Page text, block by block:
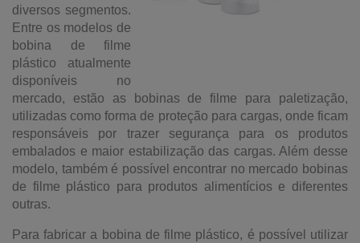
diversos segmentos.
Entre os modelos de
bobina de filme
plástico atualmente
disponíveis no
mercado, estão as bobinas de filme para paletização,
utilizadas como forma de proteção para cargas, onde ficam
responsáveis por trazer segurança para os produtos
embalados e maior estabilização das cargas. Além desse
modelo, também é possível encontrar no mercado bobinas
de filme plástico para produtos alimentícios e diferentes
outras.
Para fabricar a bobina de filme plástico, é possível utilizar